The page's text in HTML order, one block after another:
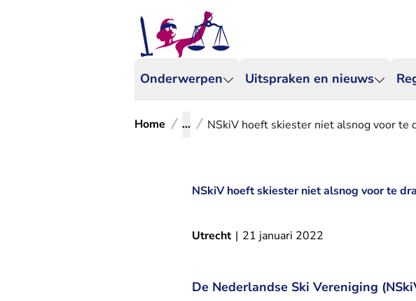
Onderwerpen Uitspraken en nieuws
Home ... NSkiV hoeft skiester niet alsnog voor
NSkiV hoeft skiester niet alsnog voor te
Utrecht | 21 januari 2022
De Nederlandse Ski Vereniging